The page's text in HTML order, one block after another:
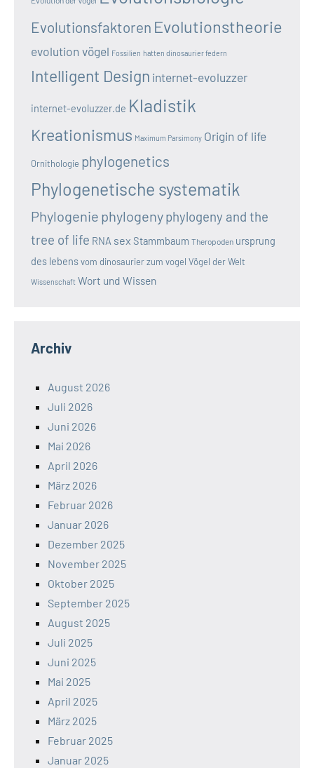
Evolutionsfaktoren Evolutionstheorie
evolution vögel Fossilien hatten dinosaurier federn
Intelligent Design internet-evoluzzer
internet-evoluzzer.de Kladistik
Kreationismus Maximum Parsimony Origin of life
Ornithologie phylogenetics
Phylogenetische systematik
Phylogenie phylogenyphylogeny and the
tree of life RNA sex Stammbaum Theropoden ursprung
des lebensvom dinosaurier zum vogel Vögel der Welt
Wissenschaft Wort und Wissen
Archiv
August 2026
Juli 2026
Juni 2026
Mai 2026
April 2026
März 2026
Februar 2026
Januar 2026
Dezember 2025
November 2025
Oktober 2025
September 2025
August 2025
Juli 2025
Juni 2025
Mai 2025
April 2025
März 2025
Februar 2025
Januar 2025